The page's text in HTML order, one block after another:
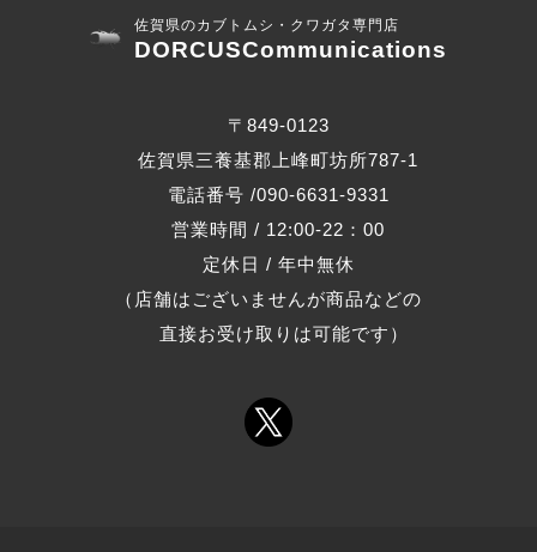
佐賀県のカブトムシ・クワガタ専門店
DORCUSCommunications
〒849-0123
佐賀県三養基郡上峰町坊所787-1
電話番号 /090-6631-9331
営業時間 / 12:00-22：00
定休日 / 年中無休
（店舗はございませんが商品などの
直接お受け取りは可能です）